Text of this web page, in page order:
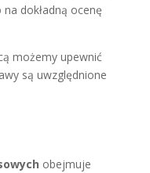
dokładną ocenę
możemy upewnić
są uwzględnione
obejmuje